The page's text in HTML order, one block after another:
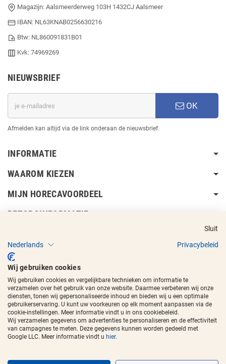
Magazijn: Aalsmeerderweg 103H 1432CJ Aalsmeer
IBAN: NL63KNAB0256630216
Btw: NL860091831B01
Kvk: 74969269
NIEUWSBRIEF
OK
Afmelden kan altijd via de link onderaan de nieuwsbrief.
INFORMATIE
WAAROM KIEZEN
MIJN HORECAVOORDEEL
BEZORGINFORMATIE
Copyright © 2017 - 2026 Horecavoordeelen de beeldmerken zijn
geregistreerde handelsmerken.
Sluit
Nederlands
Privacybeleid
Wij gebruiken cookies
Wij gebruiken cookies en vergelijkbare technieken om informatie te
verzamelen over het gebruik van onze website. Daarmee verbeteren wij onze
diensten, tonen wij gepersonaliseerde inhoud en bieden wij u een optimale
gebruikerservaring. U kunt uw voorkeuren op elk moment aanpassen via de
cookie-instellingen. Meer informatie vindt u in ons cookiebeleid.
Wij verzamelen gegevens om advertenties te personaliseren en de effectiviteit
van campagnes te meten. Deze gegevens kunnen worden gedeeld met
Google LLC. Meer informatie vindt u hier.